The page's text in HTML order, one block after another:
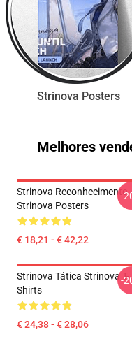
Strinova Posters
Melhores
Strinova Reconhecimento
Strinova Posters
€ 18,21 - € 42,22
-
Strinova Tática Strinova T-
Shirts
€ 24,38 - € 28,06
-